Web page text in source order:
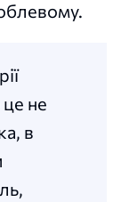
це не
в